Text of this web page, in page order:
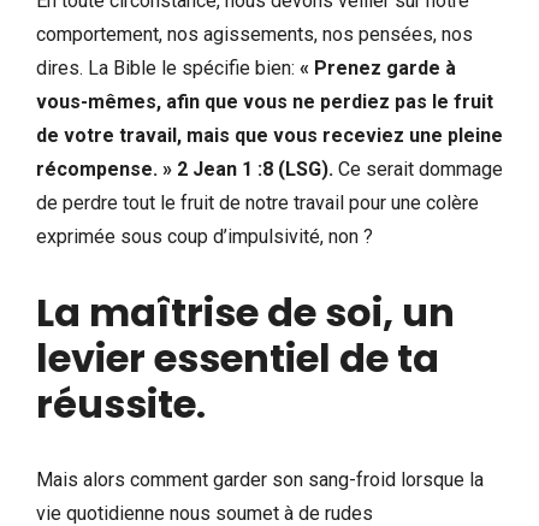
comportement, nos agissements, nos pensées, nos
dires. La Bible le spécifie bien: « Prenez garde à
vous-mêmes, afin que vous ne perdiez pas le fruit
de votre travail, mais que vous receviez une pleine
récompense. » 2 Jean 1 :8 (LSG). Ce serait dommage
de perdre tout le fruit de notre travail pour une colère
exprimée sous coup d’impulsivité, non ?
La maîtrise de soi, un
levier essentiel de ta
réussite.
Mais alors comment garder son sang-froid lorsque la
vie quotidienne nous soumet à de rudes